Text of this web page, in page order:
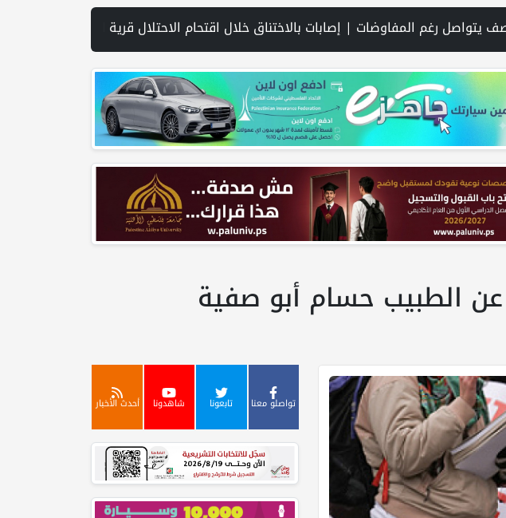
ضد الفلسطينيين | فانس: نضغط على إيران لفتح مضيق هرمز.. وطهران تتحدث عن مسار ملاحي مؤقت | مجلس الأمن يعقد الثلاثاء جلسة بشأن الضفة الغربية | مشاركون في ورشة
عن الطبيب حسام أبو صفية
تواصلو معنا تابعونا شاهدونا أحدث الأخبار